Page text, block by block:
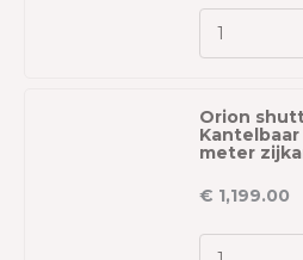
Orion
Kantelbaar
meter
€ 1,199.00